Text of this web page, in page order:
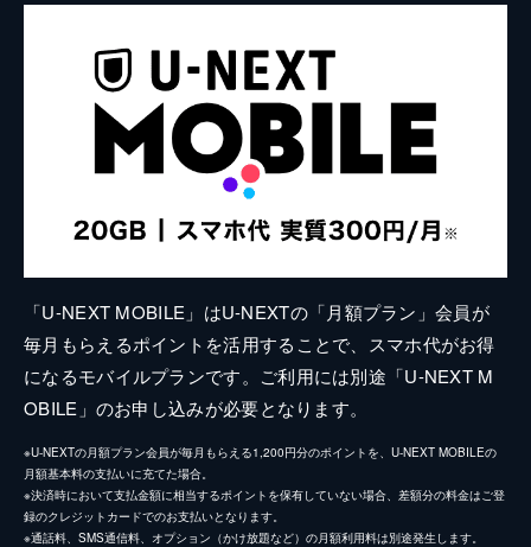
「U-NEXT MOBILE」はU-NEXTの「月額プラン」会員が
毎月もらえるポイントを活用することで、スマホ代がお得
になるモバイルプランです。ご利用には別途「U-NEXT M
OBILE」のお申し込みが必要となります。
※U-NEXTの月額プラン会員が毎月もらえる1,200円分のポイントを、U-NEXT MOBILEの
月額基本料の支払いに充てた場合。
※決済時において支払金額に相当するポイントを保有していない場合、差額分の料金はご登
録のクレジットカードでのお支払いとなります。
※通話料、SMS通信料、オプション（かけ放題など）の月額利用料は別途発生します。